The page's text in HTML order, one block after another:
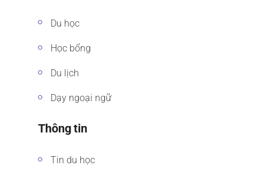
Du học
Học bổng
Du lịch
Dạy ngoại ngữ
Thông tin
Tin du học